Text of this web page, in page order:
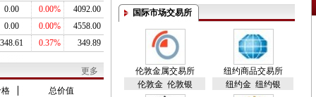
0.00
0.00%
4092.00
0.00
0.00%
4558.00
348.61
0.37% 349.89
更多
总价值
国际市场交易所
伦敦金属交易所
伦敦金 伦敦银
纽约商品交易所
纽约金 纽约银